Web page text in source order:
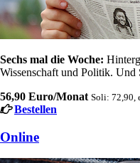
Sechs mal die Woche:
Wissenschaft und Politik. Und
56,90 Euro/Monat Soli: 72,90,
Bestellen
Online